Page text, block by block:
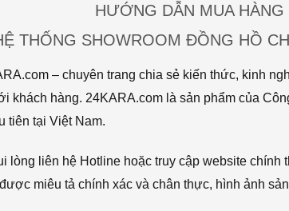
HƯỚNG DẪN MUA HÀNG
THỐNG SHOWROOM ĐỒNG HỒ
– chuyên trang chia sẻ kiến thức, kinh
khách hàng. 24KARA.com là sản phẩm của
tiên tại Việt Nam.
lòng liên hệ Hotline hoặc truy cập website
miêu tả chính xác và chân thực, hình ảnh